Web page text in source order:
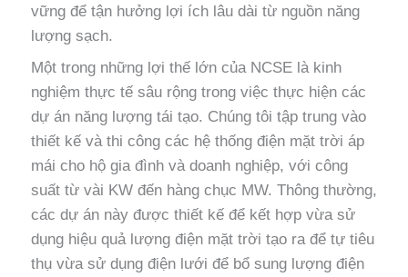
vững để tận hưởng lợi ích lâu dài từ nguồn năng
lượng sạch.
Một trong những lợi thế lớn của NCSE là kinh
nghiệm thực tế sâu rộng trong việc thực hiện các
dự án năng lượng tái tạo. Chúng tôi tập trung vào
thiết kế và thi công các hệ thống điện mặt trời áp
mái cho hộ gia đình và doanh nghiệp, với công
suất từ vài KW đến hàng chục MW. Thông thường,
các dự án này được thiết kế để kết hợp vừa sử
dụng hiệu quả lượng điện mặt trời tạo ra để tự tiêu
thụ vừa sử dụng điện lưới để bổ sung lượng điện